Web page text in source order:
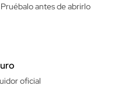
Pruébalo antes de abrirlo
oficial